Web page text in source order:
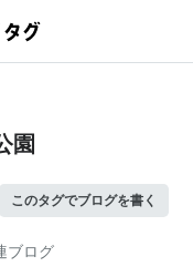
園
このタグでブログを書く
ブログ